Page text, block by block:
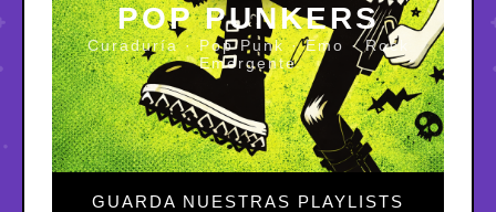
POP PUNKERS
Curaduría · Pop Punk · Emo · Rock
Emergente
GUARDA NUESTRAS PLAYLISTS